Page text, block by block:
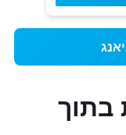
בתוך